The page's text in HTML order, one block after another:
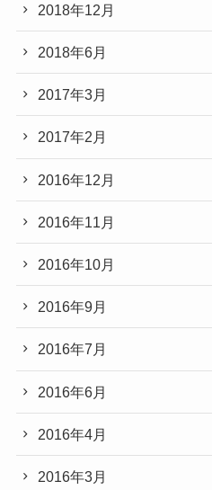
2018年12月
2018年6月
2017年3月
2017年2月
2016年12月
2016年11月
2016年10月
2016年9月
2016年7月
2016年6月
2016年4月
2016年3月